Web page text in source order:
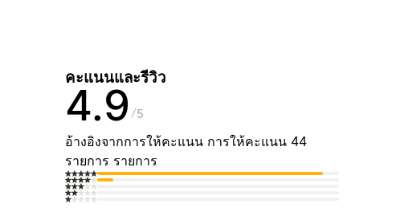
คะแนนและรีวิว
4.9 5
อ้างอิงจากการให้คะแนน การให้คะแนน 44
รายการ รายการ